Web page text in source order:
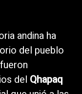
andina ha
del pueblo
del Qhapaq